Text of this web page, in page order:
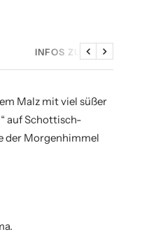
INFOS ZU DEN
ZurückWeiter
Malz mit viel süßer
auf Schottisch-
der Morgenhimmel